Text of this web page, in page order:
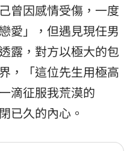
曾因感情受傷，一度
愛」，但遇見現任男
露，對方以極大的包
，「這位先生用極高
滴征服我荒漠的
已久的內心。